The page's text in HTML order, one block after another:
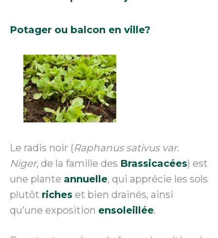
Potager ou balcon en ville?
Le radis noir (Raphanus sativus var.
Niger, de la famille des Brassicacées) est
une plante annuelle, qui apprécie les sols
plutôt riches et bien drainés, ainsi
qu’une exposition ensoleillée.